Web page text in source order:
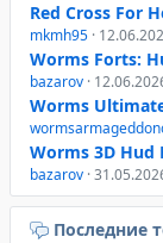
Red Cross For
mkmh95 ·
Worms Forts:
bazarov ·
Worms
Worms 3D Hud
bazarov ·
Последние